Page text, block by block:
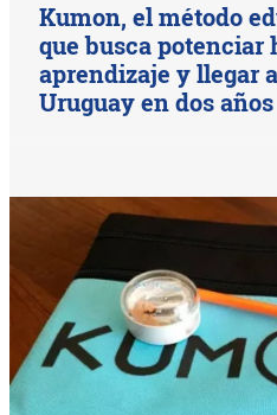
Kumon, el método
que busca potenciar
aprendizaje y llegar
Uruguay en dos años